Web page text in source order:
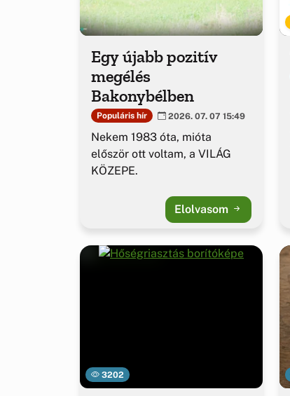
Egy újabb pozitív
megélés
Bakonybélben
Populáris hír 2026. 07. 07 15:49
Nekem 1983 óta, mióta
először ott voltam, a VILÁG
KÖZEPE.
Elolvasom
3202